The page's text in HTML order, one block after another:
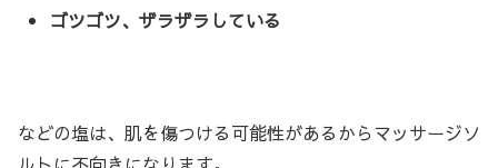
ゴツゴツ、ザラザラしている
などの塩は、肌を傷つける可能性があるからマッサージソ